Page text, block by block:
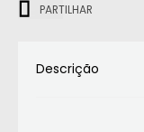
PARTILHAR
Descrição